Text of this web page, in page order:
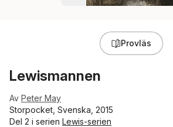
Provläs
Lewismannen
Av Peter May
Storpocket, Svenska, 2015
Del 2 i serien Lewis-serien